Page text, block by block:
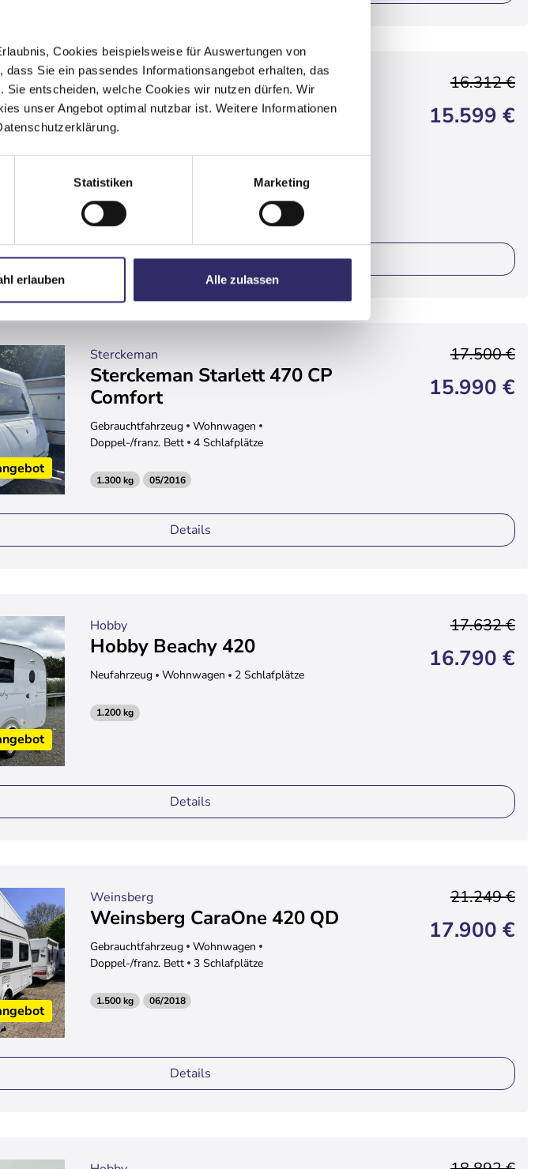
Cookies beispielsweise für Auswertungen von
Sie ein passendes Informationsangebot erhalten, das
entscheiden, welche Cookies wir nutzen dürfen. Wir
unser Angebot optimal nutzbar ist. Weitere Informationen
Statistiken Marketing
erlauben Alle zulassen
Hobby
Hobby Beachy 360
Neufahrzeug
15.599 €
16.312 €
Details
Sterckeman
Sterckeman Starlett 470 CP
Comfort
Gebrauchtfahrzeug
Wohnwagen
Doppel-/franz. Bett
4 Schlafplätze
15.990 €
17.500 €
1.300 kg 05/2016
Details
Hobby
Hobby Beachy 420
Neufahrzeug Wohnwagen 2 Schlafplätze
16.790 €
17.632 €
1.200 kg
Details
Weinsberg
Weinsberg CaraOne 420 QD
Gebrauchtfahrzeug
Wohnwagen
Doppel-/franz. Bett
3 Schlafplätze
17.900 €
21.249 €
1.500 kg 06/2018
Details